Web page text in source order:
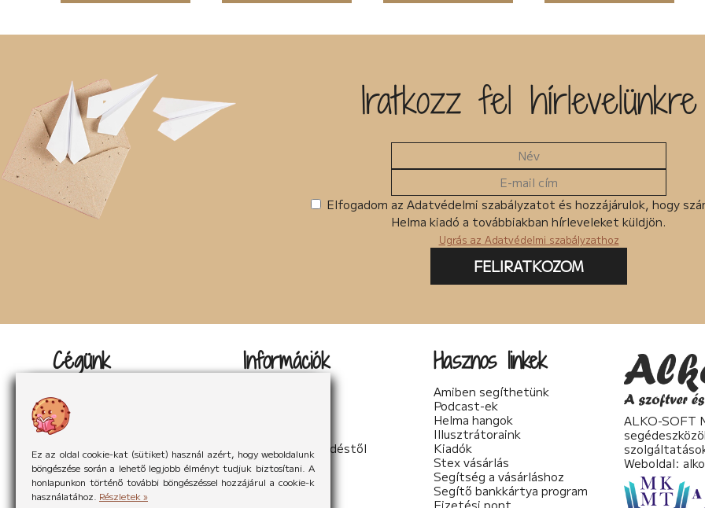
Ez az oldal cookie-kat (sütiket) használ azért, hogy weboldalunk
böngészése során a lehető legjobb élményt tudjuk biztosítani. A
honlapunkon történő további böngészéssel hozzájárul a cookie-k
használatához. Részletek »
Iratkozz fel hírlevelünkre
Elfogadom az Adatvédelmi szabályzatot és hozzájárulok, hogy
Helma kiadó a továbbiakban hírleveleket küldjön.
Ugrás az Adatvédelmi szabályzathoz
FELIRATKOZOM
Cégünk
Rólunk
Rólunk mondták
Hírek
Partnereink
Információk
Elállás a szerződéstől
Hasznos linkek
Amiben segíthetünk
Podcast-ek
Helma hangok
Illusztrátoraink
Kiadók
Stex vásárlás
Segítség a vásárláshoz
Segítő bankkártya program
Fizetési pont
ALKO-SOFT
Weboldal: